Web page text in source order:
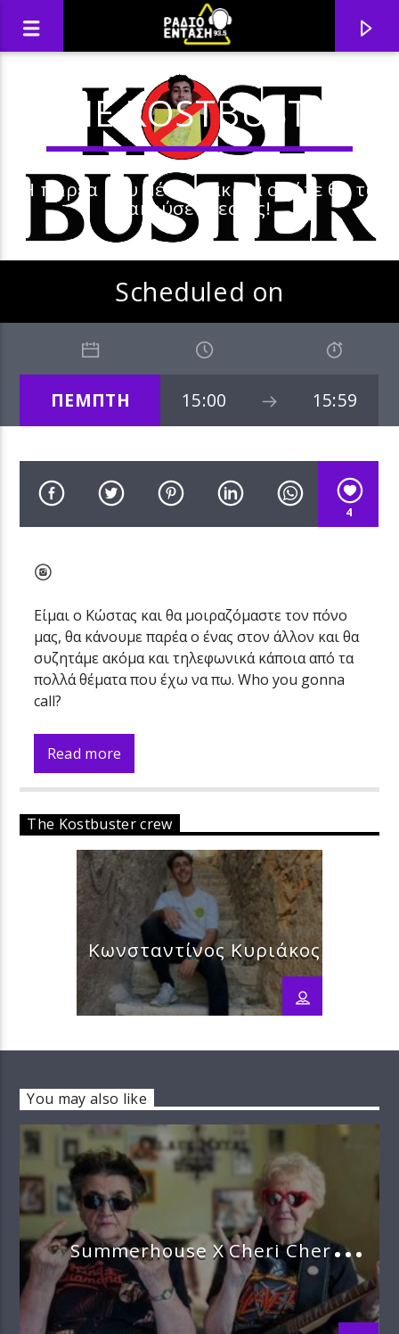
THE KOSTBUSTER
Η παρέα μου μένει μακριά οπότε θα τα
ακούσετε εσείς!
Scheduled on
ΠΕΜΠΤΗ 15:00 15:59
4
Είμαι ο Κώστας και θα μοιραζόμαστε τον πόνο
μας, θα κάνουμε παρέα ο ένας στον άλλον και θα
συζητάμε ακόμα και τηλεφωνικά κάποια από τα
πολλά θέματα που έχω να πω. Who you gonna
call?
Read more
The Kostbuster crew
Κωνσταντίνος Κυριάκος
You may also like
Summerhouse X Cheri Cheri
Ladies